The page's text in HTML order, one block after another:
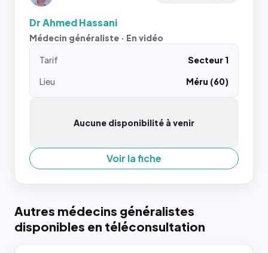
Dr Ahmed Hassani
Médecin généraliste · En vidéo
Tarif
Secteur 1
Lieu
Méru (60)
Aucune disponibilité à venir
Voir la fiche
Autres médecins généralistes
disponibles en téléconsultation